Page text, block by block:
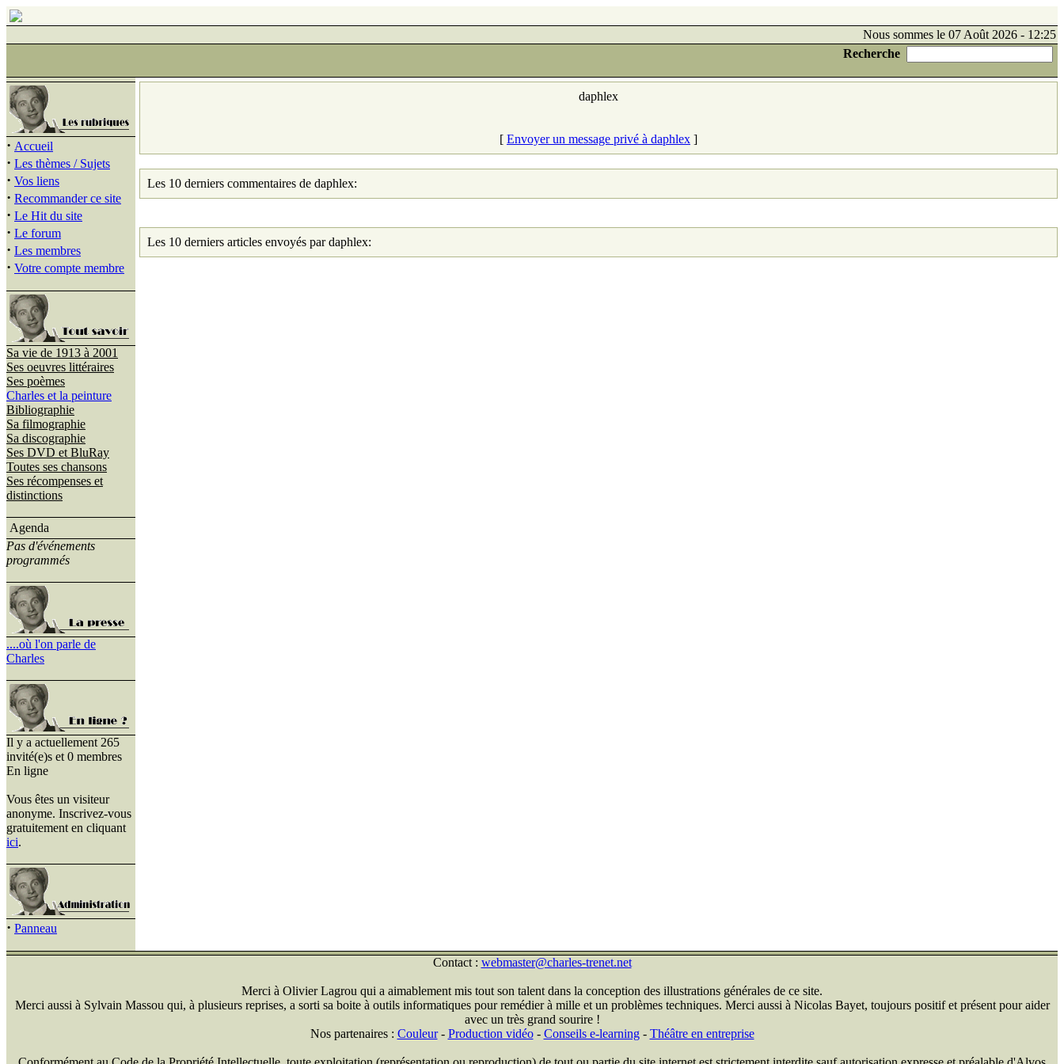
Nous sommes le 07 Août 2026 - 12:25
Recherche
· Accueil
· Les thèmes / Sujets
· Vos liens
· Recommander ce site
· Le Hit du site
· Le forum
· Les membres
· Votre compte membre
Sa vie de 1913 à 2001
Ses oeuvres littéraires
Ses poèmes
Charles et la peinture
Bibliographie
Sa filmographie
Sa discographie
Ses DVD et BluRay
Toutes ses chansons
Ses récompenses et
distinctions
Agenda
Pas d'événements
programmés
....où l'on parle de
Charles
Il y a actuellement 265
invité(e)s et 0 membres
En ligne
Vous êtes un visiteur
anonyme. Inscrivez-vous
gratuitement en cliquant
ici.
· Panneau
daphlex
[ Envoyer un message privé à daphlex ]
Les 10 derniers commentaires de daphlex:
Les 10 derniers articles envoyés par daphlex:
Contact : webmaster@charles-trenet.net
Merci à Olivier Lagrou qui a aimablement mis tout son talent dans la conception des illustrations générales de ce site.
Merci aussi à Sylvain Massou qui, à plusieurs reprises, a sorti sa boite à outils informatiques pour remédier à mille et un problèmes techniques. Merci aussi à Nicolas Bayet, toujours positif et présent pour aider
avec un très grand sourire !
Nos partenaires : Couleur- Production vidéo- Conseils e-learning- Théâtre en entreprise